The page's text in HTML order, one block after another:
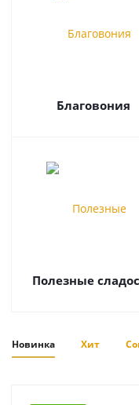
Благовония
Полезные
Новинка Хит